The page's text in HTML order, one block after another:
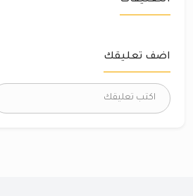
اضف تعليقك